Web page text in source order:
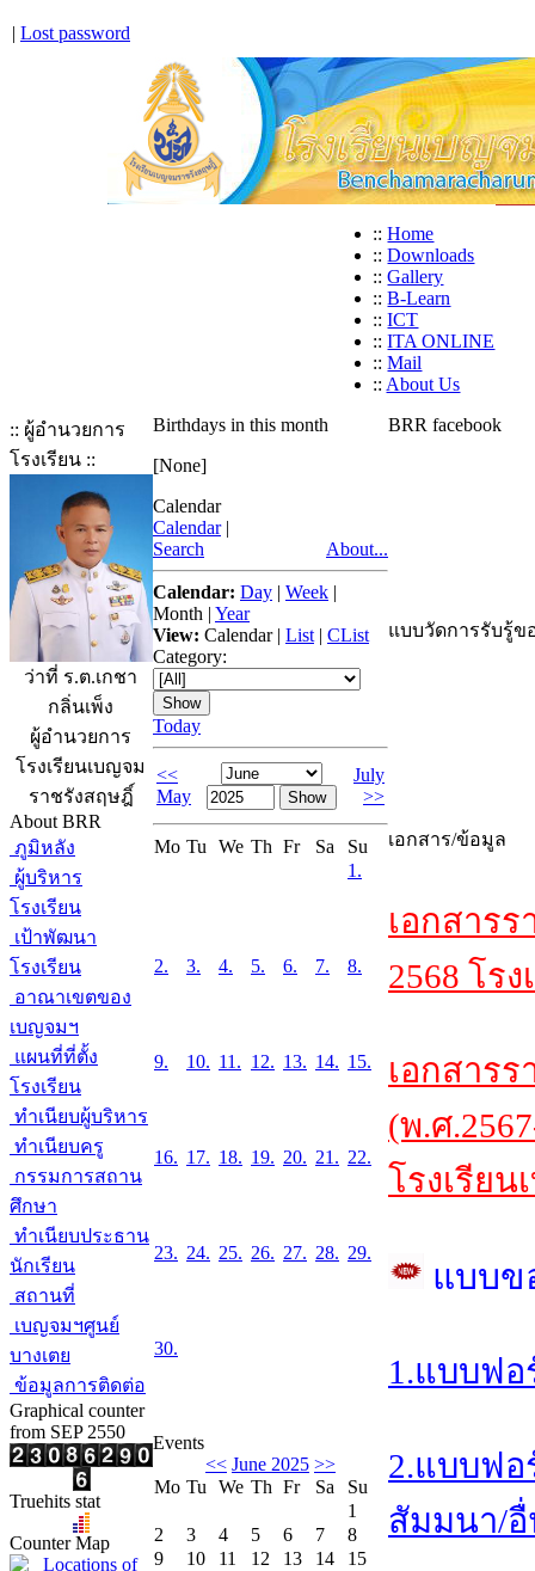
| Lost password
:: Home
:: Downloads
:: Gallery
:: B-Learn
:: ICT
:: ITA ONLINE
:: Mail
:: About Us
:: ผู้อำนวยการ
โรงเรียน ::
ว่าที่ ร.ต.เกชา
กลิ่นเพ็ง
ผู้อำนวยการ
โรงเรียนเบญจม
ราชรังสฤษฎิ์
About BRR
ภูมิหลัง
ผู้บริหาร
โรงเรียน
เป้าพัฒนา
โรงเรียน
อาณาเขตของ
เบญจมฯ
แผนที่ที่ตั้ง
โรงเรียน
ทำเนียบผู้บริหาร
ทำเนียบครู
กรรมการสถาน
ศึกษา
ทำเนียบประธาน
นักเรียน
สถานที่
เบญจมฯศูนย์
บางเตย
ข้อมูลการติดต่อ
Graphical counter
from SEP 2550
Truehits stat
Counter Map
Birthdays in this month
[None]
Calendar
Calendar |
Search
About...
Calendar: Day | Week |
Month | Year
View: Calendar| List | CList
Category:
Today
<<
May
July
>>
Mo Tu We Th Fr Sa
Su
1.
2. 3. 4. 5. 6. 7. 8.
9. 10. 11. 12. 13. 14. 15.
16. 17. 18. 19. 20. 21. 22.
23. 24. 25. 26. 27. 28. 29.
30.
Events
<< June 2025 >>
Mo Tu We Th Fr Sa
Su
1
2
3 4 5 6 7
8
9
10 11 12 13 14
15
BRR facebook
แบบวัดการรับรู้ข
เอกสาร/ข้อมูล
เอกสาร
2568 โร
เอกสาร
(พ.ศ
โรงเรีย
แบบข
1.แบบฟ
2.แบบฟ
สัมมนา/